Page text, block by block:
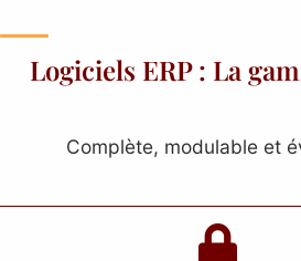
Logiciels ERP : La
Complète, modulable et